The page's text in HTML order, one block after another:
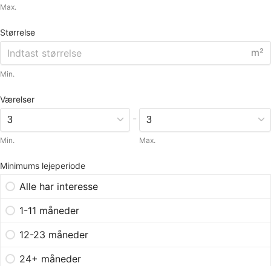
Max.
Størrelse
m²
Min.
Værelser
Min.
-
Max.
Minimums lejeperiode
Alle har interesse
1-11 måneder
12-23 måneder
24+ måneder